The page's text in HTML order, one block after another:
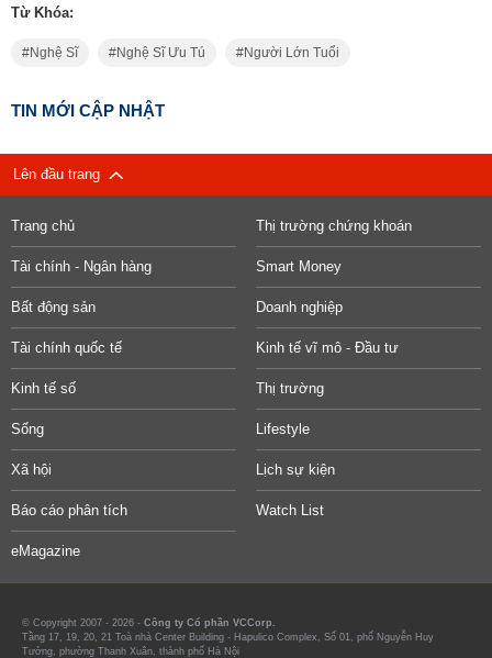
Từ Khóa:
Nghệ Sĩ Nghệ Sĩ Ưu Tú Người Lớn Tuổi
TIN MỚI CẬP NHẬT
Lên đầu trang
Trang chủ Thị trường chứng khoán
Tài chính - Ngân hàng Smart Money
Bất động sản Doanh nghiệp
Tài chính quốc tế Kinh tế vĩ mô - Đầu tư
Kinh tế số Thị trường
Sống Lifestyle
Xã hội Lịch sự kiện
Báo cáo phân tích Watch List
eMagazine
© Copyright 2007 - 2026 - Công ty Cổ phần VCCorp.
Tầng 17, 19, 20, 21 Toà nhà Center Building - Hapulico Complex, Số 01, phố Nguyễn Huy
Tưởng, phường Thanh Xuân, thành phố Hà Nội